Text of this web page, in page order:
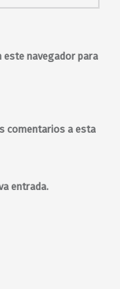
este navegador para
comentarios a esta
entrada.